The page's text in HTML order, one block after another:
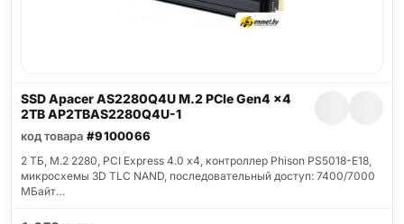
SSD Apacer AS2280Q4U M.2 PCIe Gen4 x4
2TB AP2TBAS2280Q4U-1
код товара #9100066
2 ТБ, M.2 2280, PCI Express 4.0 x4, контроллер Phison PS5018-E18,
микросхемы 3D TLC NAND, последовательный доступ: 7400/7000
МБайт…